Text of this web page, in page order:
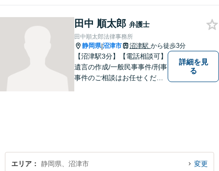
田中 順太郎 弁護士
田中順太郎法律事務所
静岡県|沼津市 沼津駅 から徒歩3分
【沼津駅3分】【電話相談可】
遺言の作成/一般民事事件/刑事
事件のご相談はお任せくださ
詳細を見
る
エリア 静岡県、沼津市 変更